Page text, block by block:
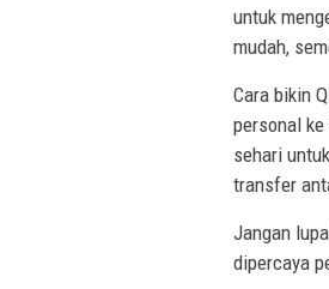
untuk
mudah,
Cara bikin
personal
sehari
transfer
Jangan
dipercaya